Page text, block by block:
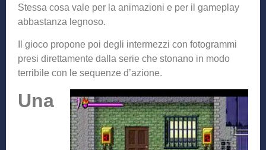
Stessa cosa vale per la animazioni e per il gameplay
abbastanza legnoso.
Il gioco propone poi degli intermezzi con fotogrammi
presi direttamente dalla serie che stonano in modo
terribile con le sequenze d’azione.
Una